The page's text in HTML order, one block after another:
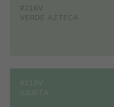
#216V
VERDE AZTECA
#219V
JULIETA